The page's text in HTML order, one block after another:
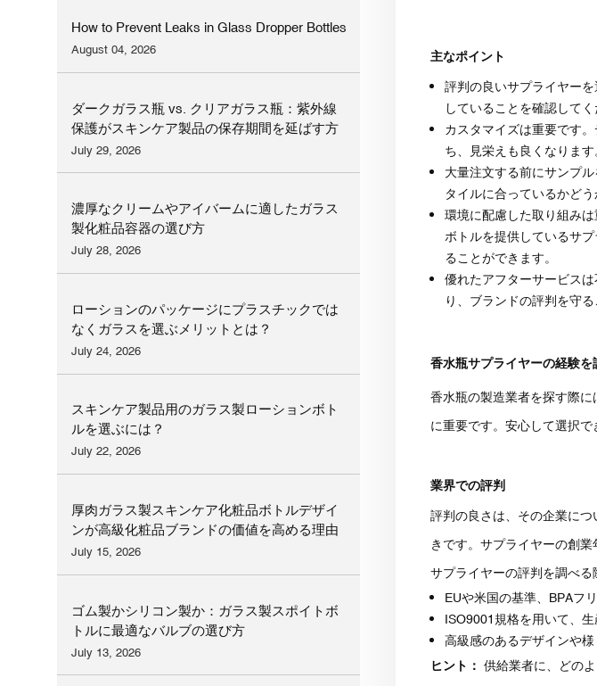
主なポイント
評判の良いサプライヤー
していることを確認して
カスタマイズは重要です
ち、見栄えも良くなります
大量注文する前にサンプ
タイルに合っているかどう
環境に配慮した取り組み
ボトルを提供しているサ
ることができます。
優れたアフターサービス
り、ブランドの評判を守る
香水瓶サプライヤーの経験を
香水瓶の製造業者を探す際
に重要です。安心して選択
業界での評判
評判の良さは、その企業に
きです。サプライヤーの創
サプライヤーの評判を調べる
EUや米国の基準、BPAフ
ISO9001規格を用いて、生
高級感のあるデザインや
ヒント：供給業者に、どの
How to Prevent Leaks in Glass Dropper Bottles
August 04, 2026
ダークガラス瓶 vs. クリアガラス瓶：紫外線
保護がスキンケア製品の保存期間を延ばす方
法
July 29, 2026
濃厚なクリームやアイバームに適したガラス
製化粧品容器の選び方
July 28, 2026
ローションのパッケージにプラスチックでは
なくガラスを選ぶメリットとは？
July 24, 2026
スキンケア製品用のガラス製ローションボト
ルを選ぶには？
July 22, 2026
厚肉ガラス製スキンケア化粧品ボトルデザイ
ンが高級化粧品ブランドの価値を高める理由
July 15, 2026
ゴム製かシリコン製か：ガラス製スポイトボ
トルに最適なバルブの選び方
July 13, 2026